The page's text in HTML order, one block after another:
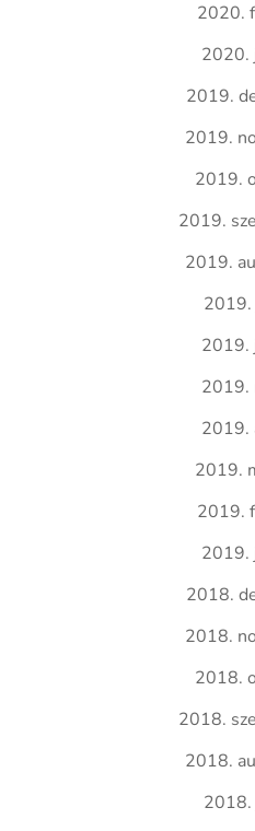
2020.
2020.
2019.
2019.
2019.
2019.
2019.
2019.
2019.
2019.
2019.
2019.
2019.
2018.
2018.
2018.
2018.
2018.